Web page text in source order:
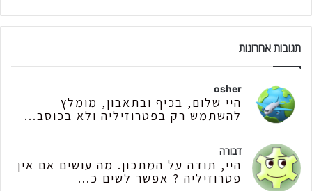
תגובות אחרונות
osher
היי שלום, בכיף ובתאבון, מומלץ
להשתמש רק בפטרוזיליה ולא בכוסב...
דבורה
היי, תודה על המתכון. מה עושים אם אין
פטרוזיליה ? אפשר לשים כ...